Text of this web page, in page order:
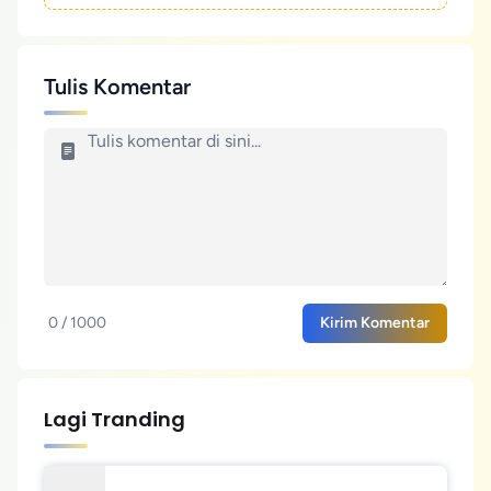
Tulis Komentar
0 / 1000 Kirim Komentar
Lagi Tranding